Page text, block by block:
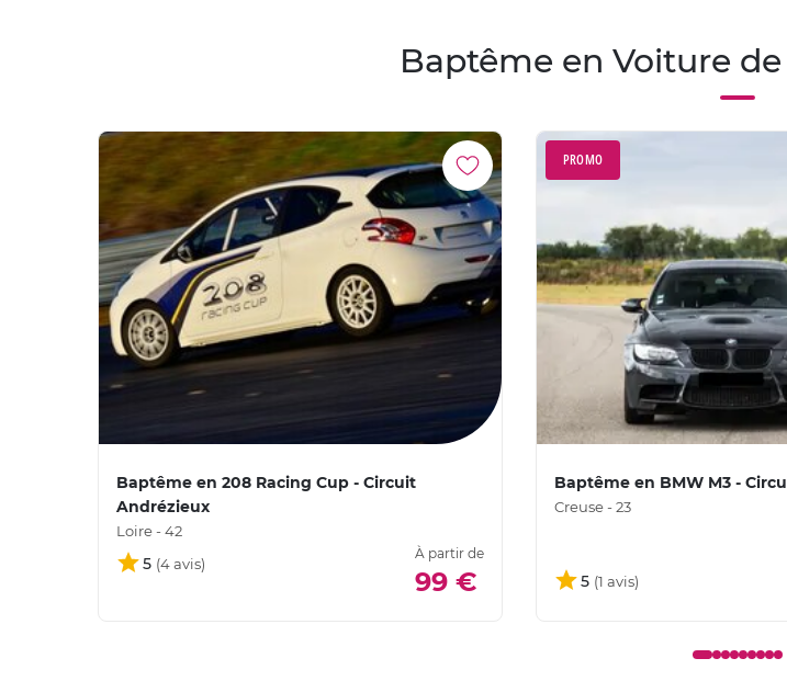
Baptême en Voiture
Baptême en 208 Racing Cup - Circuit
Andrézieux
Loire - 42
5
À partir de
99 €
PROMO
Baptême en BMW M3 -
Creuse - 23
5